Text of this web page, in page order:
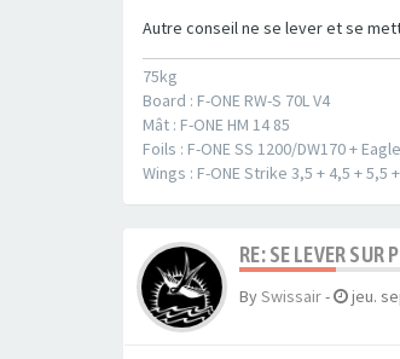
Autre conseil ne se lever et se
75kg
Board : F-ONE RW-S 70L V4
Mât : F-ONE HM 14 85
Foils : F-ONE SS 1200/DW170 +
Wings : F-ONE Strike 3,5 + 4,5 + 5,5
RE: SE LEVER SUR
BySwissair- jeu.